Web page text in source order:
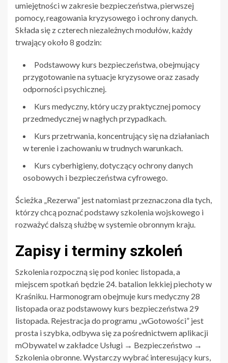
umiejętności w zakresie bezpieczeństwa, pierwszej
pomocy, reagowania kryzysowego i ochrony danych.
Składa się z czterech niezależnych modułów, każdy
trwający około 8 godzin:
Podstawowy kurs bezpieczeństwa, obejmujący
przygotowanie na sytuacje kryzysowe oraz zasady
odporności psychicznej.
Kurs medyczny, który uczy praktycznej pomocy
przedmedycznej w nagłych przypadkach.
Kurs przetrwania, koncentrujący się na działaniach
w terenie i zachowaniu w trudnych warunkach.
Kurs cyberhigieny, dotyczący ochrony danych
osobowych i bezpieczeństwa cyfrowego.
Ścieżka „Rezerwa” jest natomiast przeznaczona dla tych,
którzy chcą poznać podstawy szkolenia wojskowego i
rozważyć dalszą służbę w systemie obronnym kraju.
Zapisy i terminy szkoleń
Szkolenia rozpoczną się pod koniec listopada, a
miejscem spotkań będzie 24. batalion lekkiej piechoty w
Kraśniku. Harmonogram obejmuje kurs medyczny 28
listopada oraz podstawowy kurs bezpieczeństwa 29
listopada. Rejestracja do programu „wGotowości” jest
prosta i szybka, odbywa się za pośrednictwem aplikacji
mObywatel w zakładce Usługi → Bezpieczeństwo →
Szkolenia obronne. Wystarczy wybrać interesujący kurs,